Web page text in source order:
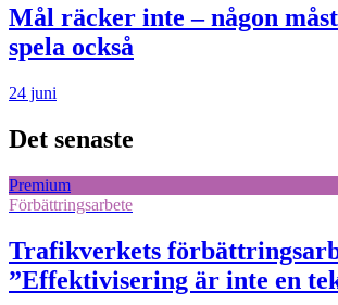
Mål räcker inte – någon
spela också
24 juni
Det senaste
Premium
Förbättringsarbete
Trafikverkets
”Effektivisering är inte en